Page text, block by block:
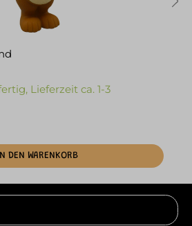
Lieferzeit ca. 1-3
DEN WARENKORB